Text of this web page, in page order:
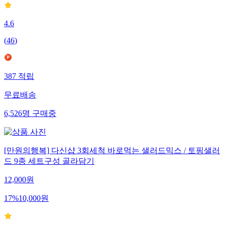
4.6
(46)
387적립
무료배송
6,526명구매중
[만원의행복] 다신샵 3회세척 바로먹는 샐러드믹스 / 토핑샐러
드 9종 세트구성 골라담기
12,000원
17%10,000원